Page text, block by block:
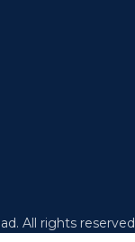
All rights reserved